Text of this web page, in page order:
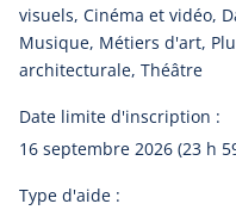
visuels, Cinéma et vidéo,
Musique, Métiers d'art,
architecturale, Théâtre
Date limite d'inscription :
16 septembre 2026 (23 h
Type d'aide :